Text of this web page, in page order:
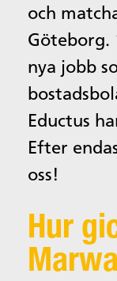
och
Göteborg.
nya jobb
Eductus
Efter
oss!
Hur